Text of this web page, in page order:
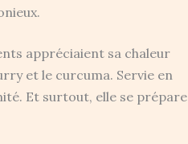
appréciaient sa chaleur
et le curcuma. Servie en
Et surtout, elle se prépare